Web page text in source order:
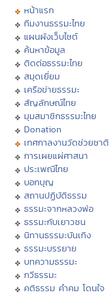
หน้าแรก
ทีมงานธรรมะไทย
แผนผังเว็บไซต์
ค้นหาข้อมูล
ติดต่อธรรมะไทย
สมุดเยี่ยม
เครือข่ายธรรมะ
สัญลักษณ์ไทย
มุมสมาชิกธรรมะไทย
Donation
เทศกาลงานวัดช่วยชาติ
การเผยแผ่ศาสนา
ประเพณีไทย
บอกบุญ
สถานปฏิบัติธรรม
ธรรมะจากหลวงพ่อ
ธรรมะกับเยาวชน
นิทานธรรมะบันเทิง
ธรรมะบรรยาย
บทความธรรมะ
กวีธรรมะ
คติธรรม คำคม โดนใจ